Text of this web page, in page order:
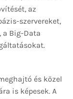
az
szervereket,
a Big-Data
és közel
is képesek. A